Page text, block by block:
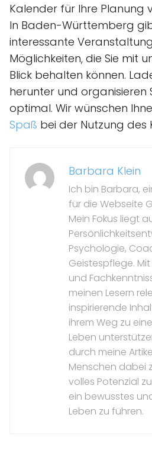
Kalender für Ihre Planung
In Baden-Württemberg
interessante
Möglichkeiten, die Sie mit
Blick behalten können.
herunter und organisieren
optimal. Wir wünschen
Spaß bei der Nutzung des
Barbara Klein
Ich bin Barbara,
für die Webseite
Mein Fokus liegt
Psychologie,
Geistespflege.
und
meinen Lesern
inspirierende
ihrem Weg zu
Leben
durch meine
Menschen dabei
volles Potenzial
ein bewusstes
Leben zu führen.